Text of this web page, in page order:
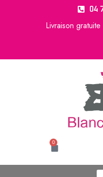
04
Livraison
0